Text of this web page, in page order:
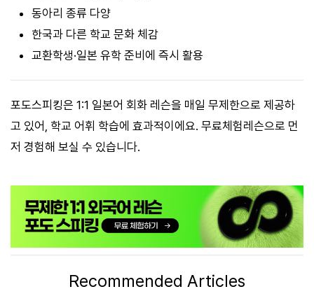
동아리 종류 다양
한국과 다른 학교 문화 체감
교환학생·일본 유학 준비에 즉시 활용
포도스피킹은 1:1 일본어 회화 레슨을 매일 무제한으로 제공하
고 있어, 학교 어휘 학습에 효과적이에요. 무료체험레슨으로 먼
저 경험해 보실 수 있습니다.
Recommended Articles